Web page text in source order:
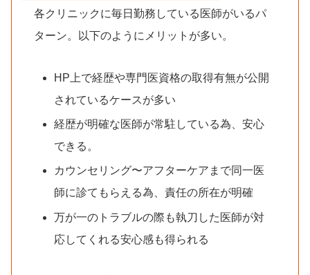
各クリニックに毎日勤務している医師がいるパ
ターン。以下のようにメリットが多い。
HP上で経歴や専門医資格の取得有無が公開
されているケースが多い
経歴が明確な医師が常駐している為、安心
できる。
カウンセリング〜アフターケアまで同一医
師に診てもらえる為、責任の所在が明確
万が一のトラブルの際も執刀した医師が対
応してくれる安心感も得られる